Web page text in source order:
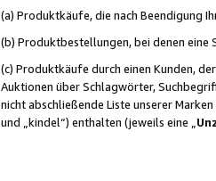
(a) Produktkäufe, die nach Beendigung
(b) Produktbestellungen, bei denen
(c) Produktkäufe durch einen Kunden,
Auktionen über Schlagwörter,
nicht abschließende Liste unserer
und „kindel“) enthalten (jeweils eine „